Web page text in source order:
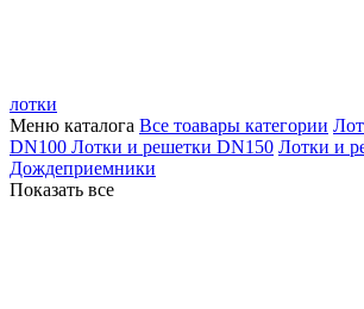
лотки
Меню каталога Все тоавары категории
DN100 Лотки и решетки DN150 Лотки и
Дождеприемники
Показать все